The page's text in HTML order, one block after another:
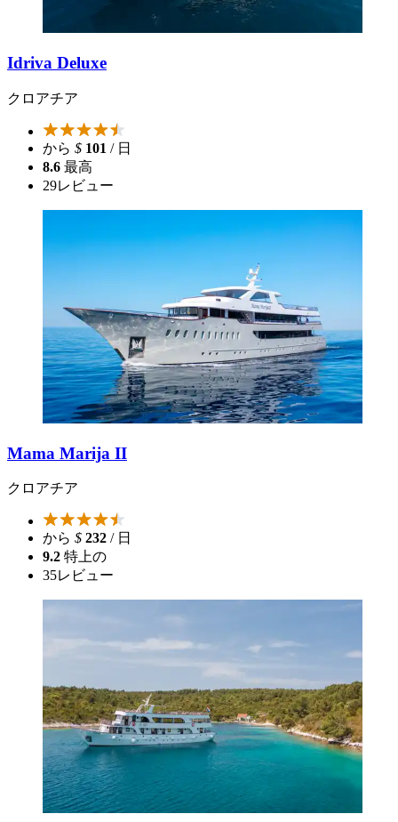
Idriva Deluxe
クロアチア
から $ 101 / 日
8.6 最高
29レビュー
Mama Marija II
クロアチア
から $ 232 / 日
9.2 特上の
35レビュー